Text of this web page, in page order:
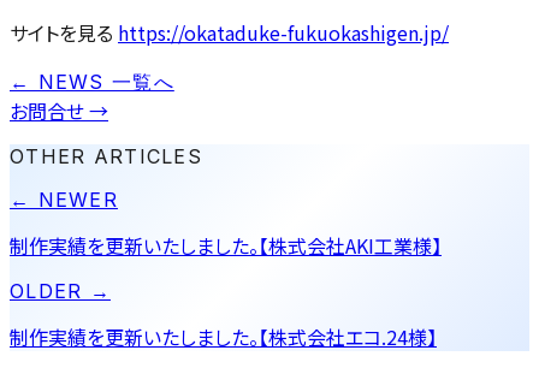
サイトを見る https://okataduke-fukuokashigen.jp/
← NEWS 一覧へ
お問合せ→
OTHER ARTICLES
← NEWER
制作実績を更新いたしました。【株式会社AKI工業様】
OLDER →
制作実績を更新いたしました。【株式会社エコ.24様】